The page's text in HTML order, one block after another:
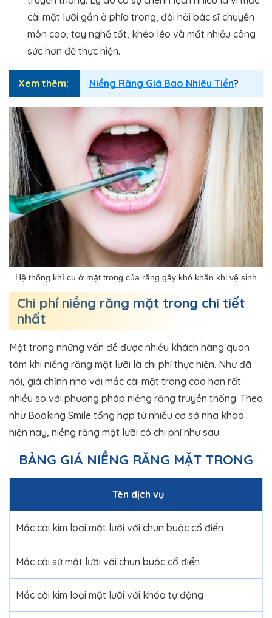
cài mặt lưỡi gắn ở phía trong, đòi hỏi bác sĩ chuyên
môn cao, tay nghề tốt, khéo léo và mất nhiều công
sức hơn để thực hiện.
Xem thêm: Niềng Răng Giá Bao Nhiêu Tiền?
Hệ thống khí cụ ở mặt trong của răng gây khó khăn khi vệ sinh
Chi phí niềng răng mặt trong chi tiết
nhất
Một trong những vấn đề được nhiều khách hàng quan
tâm khi niềng răng mặt lưỡi là chi phí thực hiện. Như đã
nói, giá chỉnh nha với mắc cài mặt trong cao hơn rất
nhiều so với phương pháp niềng răng truyền thống. Theo
như Booking Smile tổng hợp từ nhiều cơ sở nha khoa
hiện nay, niềng răng mặt lưỡi có chi phí như sau:
BẢNG GIÁ NIỀNG RĂNG MẶT TRONG
Tên dịch vụ
Mắc cài kim loại mặt lưỡi với chun buộc cổ điển
Mắc cài sứ mặt lưỡi với chun buộc cổ điển
Mắc cài kim loại mặt lưỡi với khóa tự động